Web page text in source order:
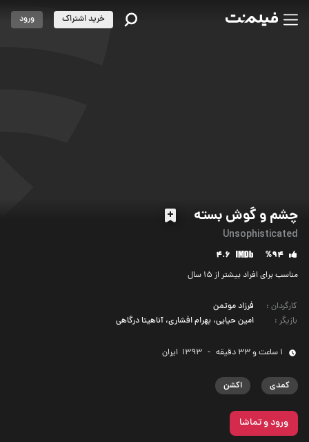
چشم و گوش بسته
Unsophisticated
%94
4.6
مناسب برای افراد بیشتر از 15 سال
کارگردان :
فرزاد موتمن
بازیگر : امین حیایی، بهرام افشاری، آناهیتا درگاهی
1 ساعت و 33 دقیقه -
1393 ‌ ایران
کمدی اکشن
ورود و تماشا
خرید اشتراک ورود